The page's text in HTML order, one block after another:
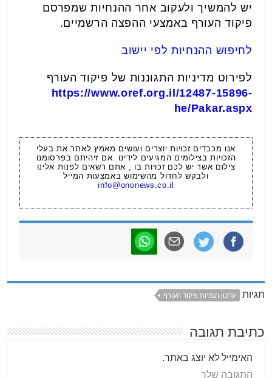
יש להמשיך ולעקוב אחר ההנחיות שמפרסם
פיקוד העורף באמצעי ההפצה הרשמיים.
לחיפוש ההנחיות לפי יישוב
לפירוט מדיניות התגוננות של פיקוד העורף
https://www.oref.org.il/12487-15896-
he/Pakar.aspx
אנו מכבדים זכויות יוצרים ועושים מאמץ לאתר את בעלי
הזכויות בצילומים המגיעים לידינו .אם זיהיתם בפרסומנו
צילום אשר יש לכם זכויות בו , אתם רשאים לפנות אלינו
ולבקש לחדול מהשימוש באמצעות המייל
info@ononews.co.il
תגיות עדכון הנחיות פיקוד העורף
כתיבת תגובה
האימייל לא יוצג באתר.
התגובה שלך